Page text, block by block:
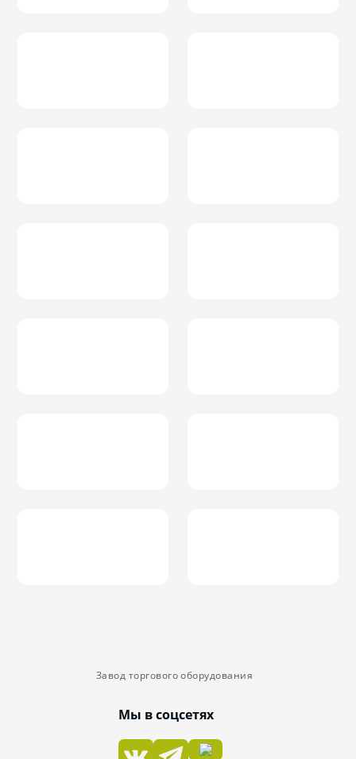
Завод торгового оборудования
Мы в соцсетях